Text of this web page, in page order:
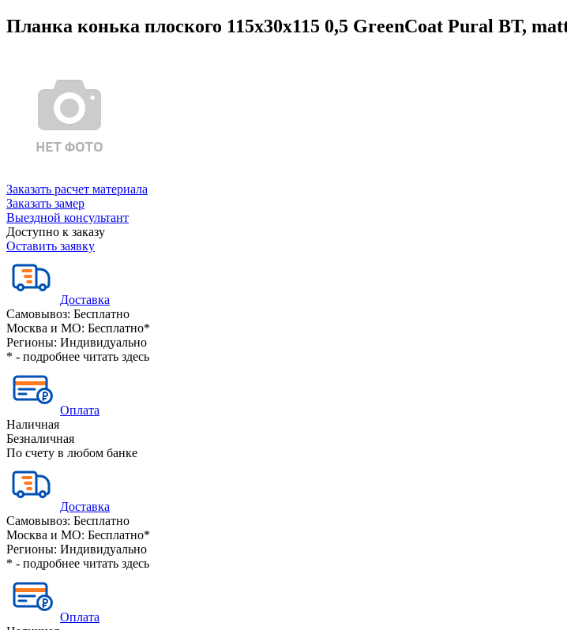
Планка конька плоского 115х30х115 0,5 GreenCoat Pural BT,
Заказать расчет материала
Заказать замер
Выездной консультант
Доступно к заказу
Оставить заявку
Доставка
Самовывоз: Бесплатно
Москва и МО: Бесплатно*
Регионы: Индивидуально
* - подробнее читать здесь
Оплата
Наличная
Безналичная
По счету в любом банке
Доставка
Самовывоз: Бесплатно
Москва и МО: Бесплатно*
Регионы: Индивидуально
* - подробнее читать здесь
Оплата